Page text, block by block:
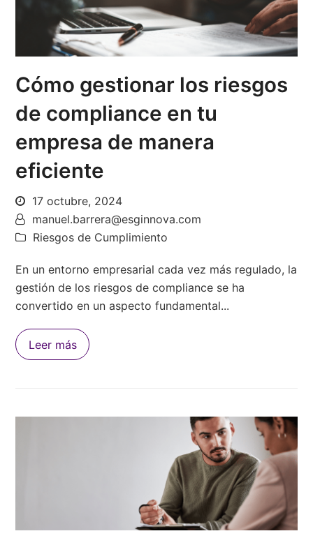
Cómo gestionar los riesgos
de compliance en tu
empresa de manera
eficiente
17 octubre, 2024
manuel.barrera@esginnova.com
Riesgos de Cumplimiento
En un entorno empresarial cada vez más regulado, la
gestión de los riesgos de compliance se ha
convertido en un aspecto fundamental...
Leer más